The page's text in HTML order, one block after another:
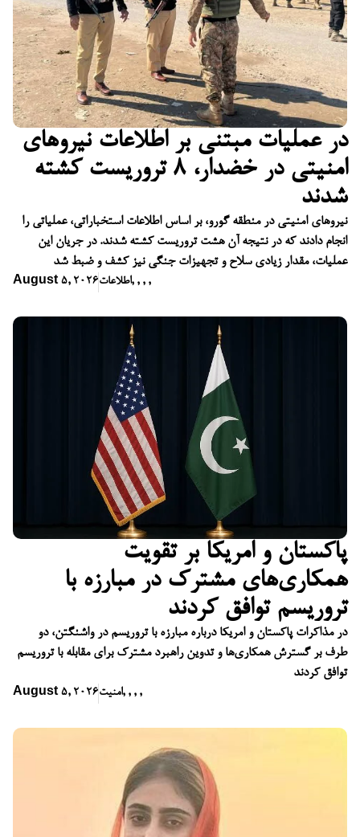
در عملیات مبتنی بر اطلاعات نیروهای
امنیتی در خضدار، ۸ تروریست کشته
شدند
نیروهای امنیتی در منطقه گورو، بر اساس اطلاعات استخباراتی، عملیاتی را
انجام دادند که در نتیجه آن هشت تروریست کشته شدند. در جریان این
عملیات، مقدار زیادی سلاح و تجهیزات جنگی نیز کشف و ضبط شد
August 5, 2026اطلاعات, , , ,
پاکستان و امریکا بر تقویت
همکاری‌های مشترک در مبارزه با
تروریسم توافق کردند
در مذاکرات پاکستان و امریکا درباره مبارزه با تروریسم در واشنگتن، دو
طرف بر گسترش همکاری‌ها و تدوین راهبرد مشترک برای مقابله با تروریسم
توافق کردند
August 5, 2026امنیت, , , ,